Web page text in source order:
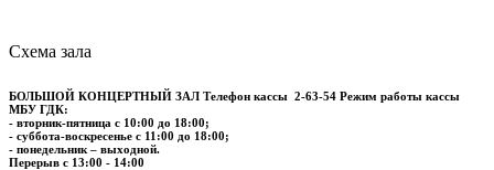
Схема зала
БОЛЬШОЙ КОНЦЕРТНЫЙ ЗАЛ Телефон кассы 2-63-54 Режим работы кассы
МБУ ГДК:
- вторник-пятница с 10:00 до 18:00;
- суббота-воскресенье с 11:00 до 18:00;
- понедельник – выходной.
Перерыв с 13:00 - 14:00